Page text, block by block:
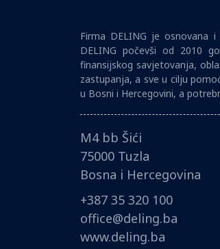
Firma DELING je osnovana
DELING počevši od 2010
finansijskog savjetovanja,
zastupanja, a sve u cilju
u Bosni i Hercegovini, a
M4 bb Šići
75000 Tuzla
Bosna i Hercegovina
+387 35 320 100
office@deling.ba
www.deling.ba